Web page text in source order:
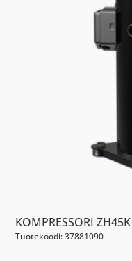
KOMPRESSORI ZH45K
Tuotekoodi: 37881090